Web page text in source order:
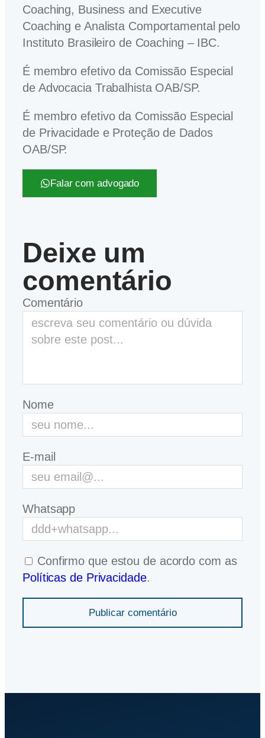
Coaching, Business and Executive
Coaching e Analista Comportamental pelo
Instituto Brasileiro de Coaching – IBC.
É membro efetivo da Comissão Especial
de Advocacia Trabalhista OAB/SP.
É membro efetivo da Comissão Especial
de Privacidade e Proteção de Dados
OAB/SP.
Falar com advogado
Deixe um
comentário
Comentário
Nome
E-mail
Whatsapp
Confirmo que estou de acordo com as
Políticas de Privacidade.
Publicar comentário